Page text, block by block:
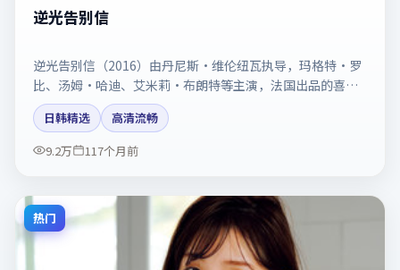
逆光告别信
逆光告别信（2016）由丹尼斯·维伦纽瓦执导，玛格特·罗
比、汤姆·哈迪、艾米莉·布朗特等主演，法国出品的喜剧
类型影片。动作场面与情感戏比例拿捏得当。剧情简介与主
创信息可供检索参考，上映日期以片方资料为准。
日韩精选
高清流畅
9.2万
117个月前
热门